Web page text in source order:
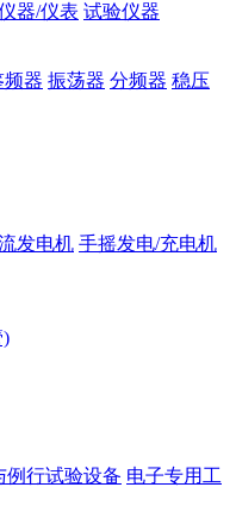
器/仪表 试验仪器
频器 振荡器 分频器 稳压
发电机 手摇发电/充电机
)
例行试验设备 电子专用工